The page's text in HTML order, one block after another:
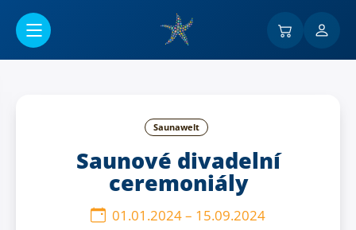
Saunawelt
Saunové divadelní
ceremoniály
01.01.2024– 15.09.2024